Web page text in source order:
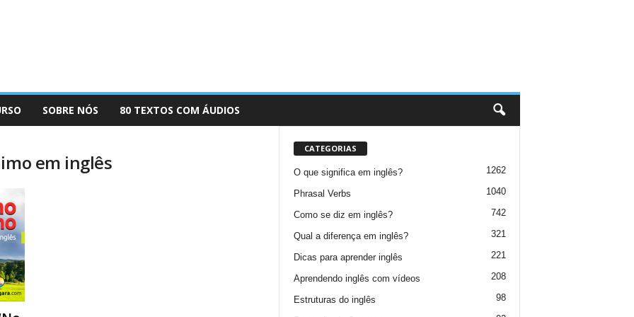
SOBRE NÓS 80 TEXTOS COM ÁUDIOS
em inglês
CATEGORIAS
O que significa em inglês? 1262
Phrasal Verbs 1040
Como se diz em inglês? 742
Qual a diferença em inglês? 321
Dicas para aprender inglês 221
Aprendendo inglês com vídeos 208
Estruturas do inglês 98